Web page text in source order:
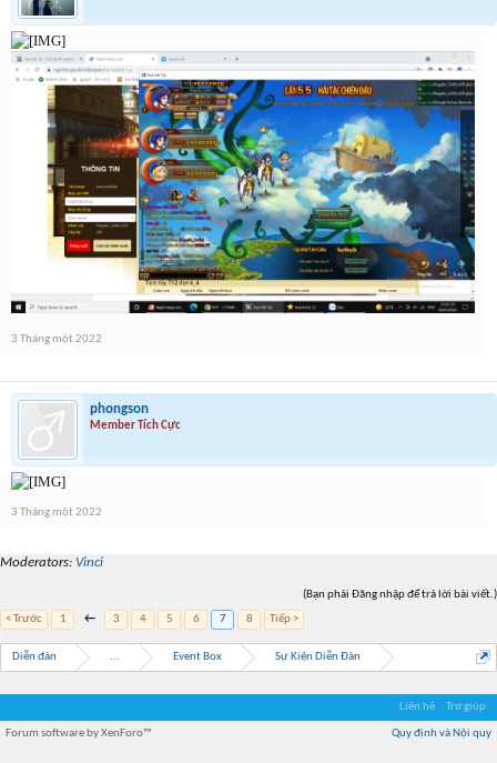
3 Tháng một 2022
phongson
Member Tích Cực
3 Tháng một 2022
Moderators: Vinci
(Bạn phải Đăng nhập để trả lời bài viết.)
< Trước
1 ← 3 4 5 6 7 8 Tiếp >
Diễn đàn ... Event Box Sự Kiện Diễn Đàn
Liên hệ Trợ giúp
Quy định và Nội quy
Forum software by XenForo™